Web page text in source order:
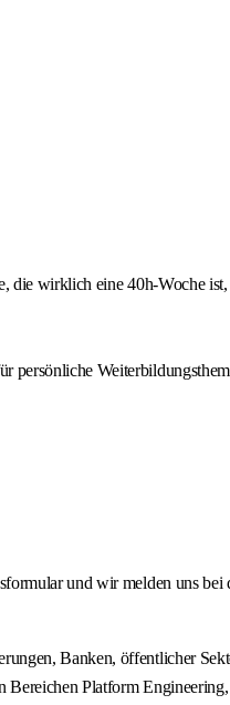
wirklich eine 40h-Woche ist,
persönliche
und wir melden uns
Banken, öffentlicher
Bereichen Platform